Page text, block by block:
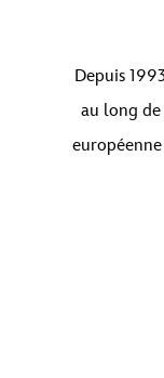
Depuis
au long de
européenne